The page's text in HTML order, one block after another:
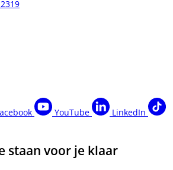
YouTube
LinkedIn
staan voor je klaar